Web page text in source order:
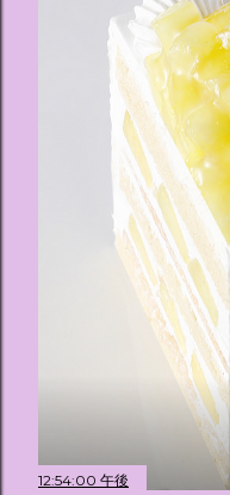
12:54:00 午後